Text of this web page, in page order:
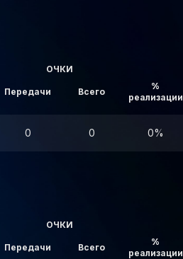
ОЧКИ
Передачи Всего
%
реализации
0 0 0%
ОЧКИ
Передачи Всего
%
реализации